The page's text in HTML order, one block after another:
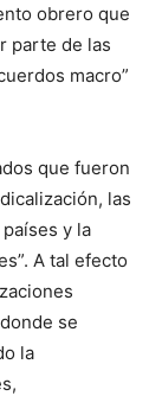
obrero que
parte de las
macro”
que fueron
las
y la
A tal efecto
se
la